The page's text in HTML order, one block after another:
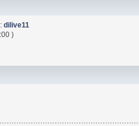
:dilive11
)